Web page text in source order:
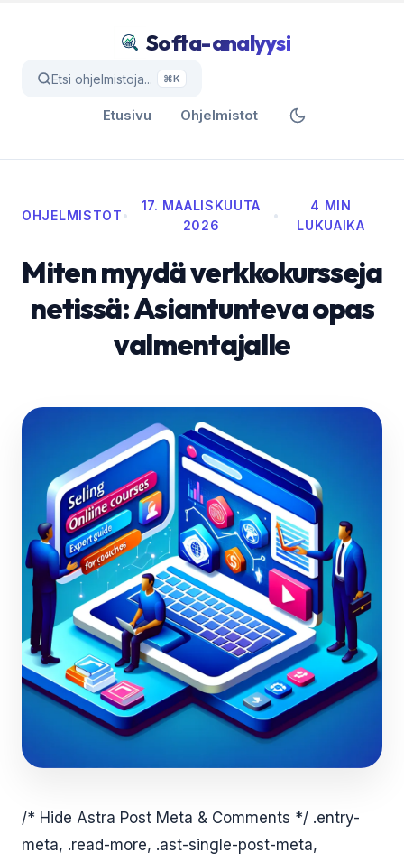
Softa-analyysi
Etsi ohjelmistoja... ⌘K
Etusivu Ohjelmistot
OHJELMISTOT•
17. MAALISKUUTA
2026
•
4 MIN
LUKUAIKA
Miten myydä verkkokursseja
netissä: Asiantunteva opas
valmentajalle
/* Hide Astra Post Meta & Comments */ .entry-
meta, .read-more, .ast-single-post-meta,